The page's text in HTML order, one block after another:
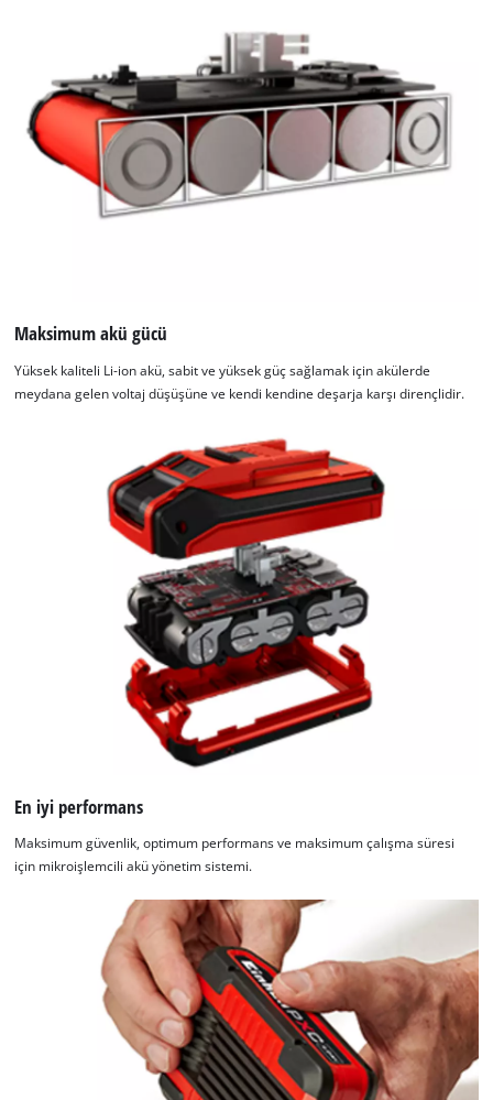
Maksimum akü gücü
Yüksek kaliteli Li-ion akü, sabit ve yüksek güç sağlamak için akülerde
meydana gelen voltaj düşüşüne ve kendi kendine deşarja karşı dirençlidir.
En iyi performans
Maksimum güvenlik, optimum performans ve maksimum çalışma süresi
için mikroişlemcili akü yönetim sistemi.